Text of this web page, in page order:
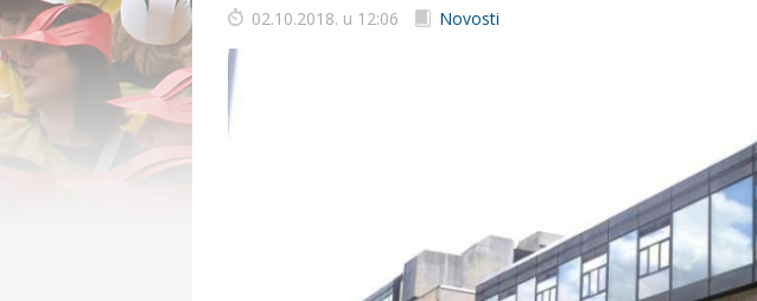
02.10.2018. u 12:06 Novosti